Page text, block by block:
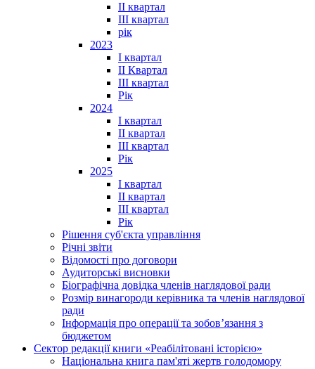
II квартал
ІІІ квартал
рік
2023
І квартал
ІІ Квартал
III квартал
Рік
2024
I квартал
II квартал
III квартал
Рік
2025
I квартал
II квартал
III квартал
Рік
Рішення суб'єкта управління
Річні звіти
Відомості про договори
Аудиторські висновки
Біографічна довідка членів наглядової ради
Розмір винагороди керівника та членів наглядової
ради
Інформація про операції та зобов’язання з
бюджетом
Сектор редакції книги «Реабілітовані історією»
Національна книга пам'яті жертв голодомору